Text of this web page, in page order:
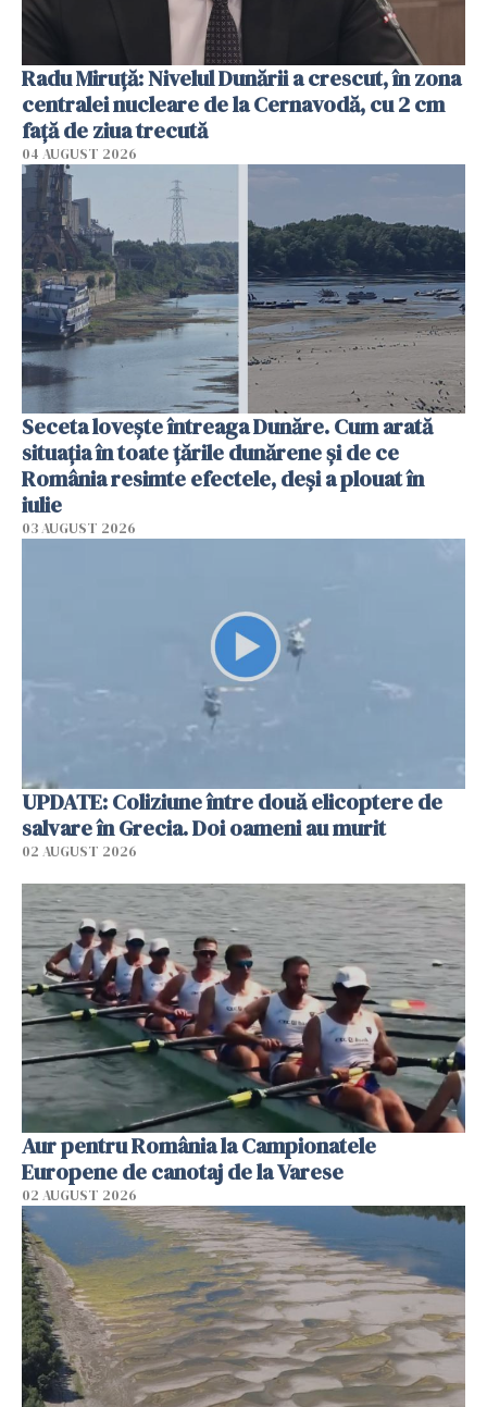
Radu Miruţă: Nivelul Dunării a crescut, în zona
centralei nucleare de la Cernavodă, cu 2 cm
faţă de ziua trecută
04 AUGUST 2026
Seceta lovește întreaga Dunăre. Cum arată
situația în toate țările dunărene și de ce
România resimte efectele, deși a plouat în
iulie
03 AUGUST 2026
UPDATE: Coliziune între două elicoptere de
salvare în Grecia. Doi oameni au murit
02 AUGUST 2026
Aur pentru România la Campionatele
Europene de canotaj de la Varese
02 AUGUST 2026